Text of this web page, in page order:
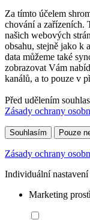
Za tímto účelem
chování a zařízeních.
našich webových
obsahu, stejně jako k
data můžeme také
zobrazovat Vám
kanálů, a to pouze v
Před udělením
Zásady ochrany
Souhlasím Pouze
Zásady ochrany
Individuální
Marketing